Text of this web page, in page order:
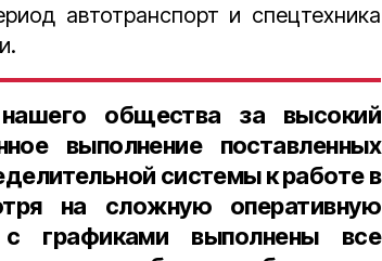
автотранспорт и спецтехника
общества за высокий
выполнение поставленных
системы к работе в
на сложную оперативную
с графиками выполнены все